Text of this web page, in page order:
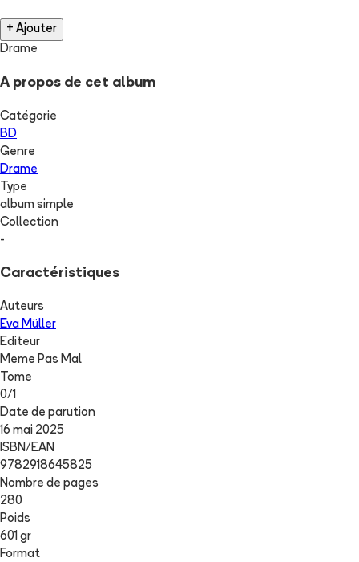
+ Ajouter
Drame
A propos de cet album
Catégorie
BD
Genre
Drame
Type
album simple
Collection
-
Caractéristiques
Auteurs
Eva Müller
Editeur
Meme Pas Mal
Tome
0/1
Date de parution
16 mai 2025
ISBN/EAN
9782918645825
Nombre de pages
280
Poids
601 gr
Format